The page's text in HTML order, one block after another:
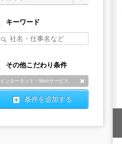
キーワード
その他こだわり条件
インターネット・Webサービス
条件を追加する